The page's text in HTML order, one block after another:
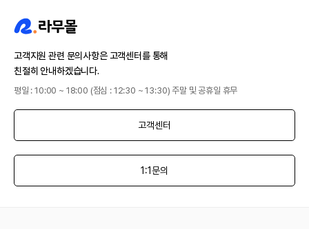
고객지원 관련 문의사항은 고객센터를 통해
친절히 안내하겠습니다.
평일 : 10:00 ~ 18:00 (점심 : 12:30 ~ 13:30) 주말 및 공휴일 휴무
고객센터
1:1문의